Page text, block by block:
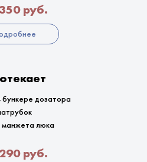
руб.
дозатора
манжета люка
руб.